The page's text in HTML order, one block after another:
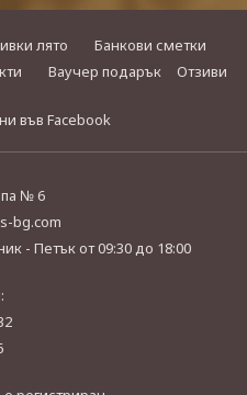
лято
Банкови сметки
Ваучер подарък Отзиви
във Facebook
№ 6
bg.com
- Петъкот 09:30 до 18:00